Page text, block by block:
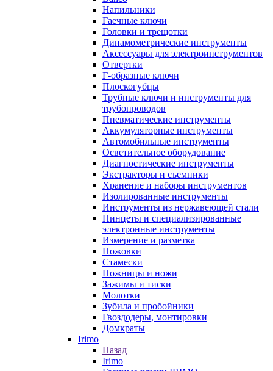
Напильники
Гаечные ключи
Головки и трещотки
Динамометрические инструменты
Аксессуары для электроинструментов
Отвертки
Г-образные ключи
Плоскогубцы
Трубные ключи и инструменты для
трубопроводов
Пневматические инструменты
Аккумуляторные инструменты
Автомобильные инструменты
Осветительное оборудование
Диагностические инструменты
Экстракторы и съемники
Хранение и наборы инструментов
Изолированные инструменты
Инструменты из нержавеющей стали
Пинцеты и специализированные
электронные инструменты
Измерение и разметка
Ножовки
Стамески
Ножницы и ножи
Зажимы и тиски
Молотки
Зубила и пробойники
Гвоздодеры, монтировки
Домкраты
Irimo
Назад
Irimo